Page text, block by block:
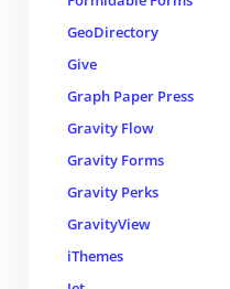
GeoDirectory
Give
Graph Paper Press
Gravity Flow
Gravity Forms
Gravity Perks
GravityView
iThemes